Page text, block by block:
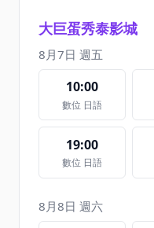
大巨蛋秀泰影城
8月7日 週五
10:00
數位 日語
19:00
數位 日語
8月8日 週六